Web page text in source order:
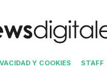
Y COOKIES STAFF